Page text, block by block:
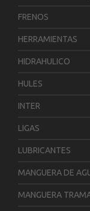
FRENOS
HERRAMIENTAS
HIDRAHULICO
HULES
INTER
LIGAS
LUBRICANTES
MANGUERA DE
MANGUERA